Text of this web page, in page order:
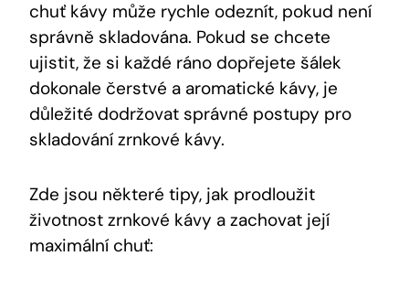
chuť kávy může rychle odeznít, pokud není
správně skladována. Pokud se chcete
ujistit, že si každé ráno dopřejete šálek
dokonale čerstvé a aromatické kávy, je
důležité dodržovat správné postupy pro
skladování zrnkové kávy.
Zde jsou některé tipy, jak prodloužit
životnost zrnkové kávy a zachovat její
maximální chuť: